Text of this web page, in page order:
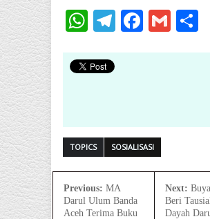
WhatsApp
Telegram
TOPICS SOSIALISASI
Previous: MA
Darul Ulum Banda
Aceh Terima Buku
Next:
Beri
Dayah